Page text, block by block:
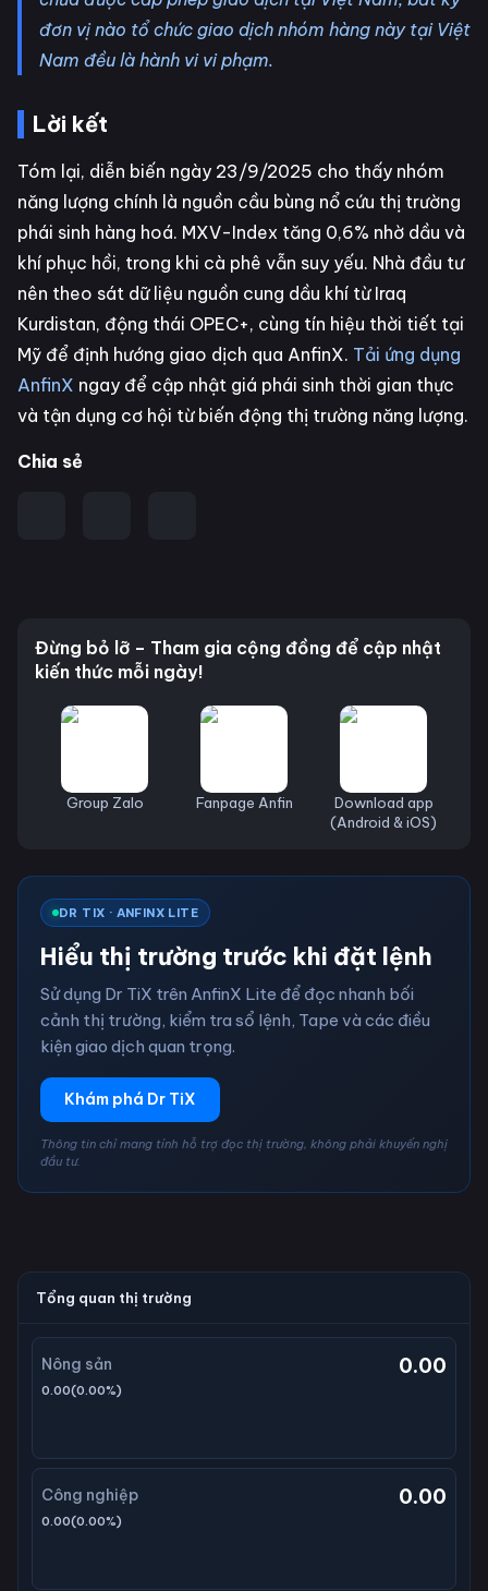
đơn vị nào tổ chức giao dịch nhóm hàng này tại Việt
Nam đều là hành vi vi phạm.
Lời kết
Tóm lại, diễn biến ngày 23/9/2025 cho thấy nhóm
năng lượng chính là nguồn cầu bùng nổ cứu thị trường
phái sinh hàng hoá. MXV-Index tăng 0,6% nhờ dầu và
khí phục hồi, trong khi cà phê vẫn suy yếu. Nhà đầu tư
nên theo sát dữ liệu nguồn cung dầu khí từ Iraq
Kurdistan, động thái OPEC+, cùng tín hiệu thời tiết tại
Mỹ để định hướng giao dịch qua AnfinX. Tải ứng dụng
AnfinX ngay để cập nhật giá phái sinh thời gian thực
và tận dụng cơ hội từ biến động thị trường năng lượng.
Chia sẻ
Đừng bỏ lỡ – Tham gia cộng đồng để cập nhật
kiến thức mỗi ngày!
Group Zalo Fanpage Anfin
Download app
(Android & iOS)
DR TIX · ANFINX LITE
Hiểu thị trường trước khi đặt lệnh
Sử dụng Dr TiX trên AnfinX Lite để đọc nhanh bối
cảnh thị trường, kiểm tra sổ lệnh, Tape và các điều
kiện giao dịch quan trọng.
Khám phá Dr TiX
Thông tin chỉ mang tính hỗ trợ đọc thị trường, không phải khuyến nghị
đầu tư.
Tổng quan thị trường
Nông sản 0.00
0.00(0.00%)
Công nghiệp 0.00
0.00(0.00%)